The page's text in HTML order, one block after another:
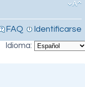
FAQ
Identificarse
Idioma: